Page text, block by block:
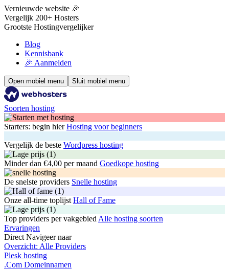
Vernieuwde website 🎉
Vergelijk 200+ Hosters
Grootste Hostingvergelijker
Blog
Kennisbank
🎉 Aanmelden
Open mobiel menu Sluit mobiel menu
Soorten hosting
Starters: begin hierHosting voor beginners
Vergelijk de beste Wordpress hosting
Minder dan €4,00 per maand Goedkope hosting
De snelste providers Snelle hosting
Onze all-time toplijst Hall of Fame
Top providers per vakgebied Alle hosting soorten
Ervaringen
Direct Navigeer naar
Overzicht: Alle Providers
Plesk hosting
.Com Domeinnamen